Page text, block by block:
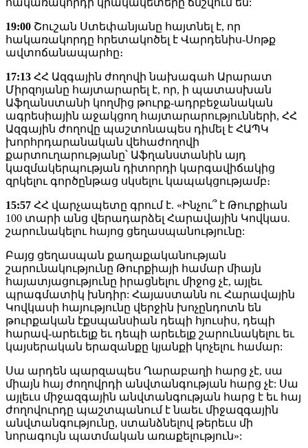
հակառակորդի կրակակետերը ճնշվում են:
19:00 Շուշան Ստեփանյանը հայտնել է, որ
հակառակորդը հրետակոծել է Վարդենիս-Սոթք
ավտոճանապարհը։
17:13 ՀՀ Ազգային ժողովի նախագահ Արարատ
Միրզոյանը հայտարարել է, որ, ի պատասխան
Աֆղանստանի կողմից թուրք-ադրբեջանական
ագրեսիային աջակցող հայտարարությունների, ՀՀ
Ազգային ժողովը պաշտոնապես դիմել է ՀԱՊԿ
խորհրդարանական վեհաժողովի
քարտուղարությանը՝ Աֆղանստանին այդ
կազմակերպության դիտորդի կարգավիճակից
զրկելու գործընթաց սկսելու կապակցությամբ։
15:57 ՀՀ վարչապետը գրում է. «Ինչու՞ է Թուրքիան
100 տարի անց վերադարձել Հարավային Կովկաս.
շարունակելու հայոց ցեղասպանությունը:
Բայց ցեղասպան քաղաքականության
շարունակությունը Թուրքիայի համար միայն
հայատյացությունը իրացնելու միջոց չէ, այլեւ
պրագմատիկ խնդիր: Հայաստանն ու Հարավային
Կովկասի հայությունը վերջին խոչընդոտն են
թուրքական էքսպանսիան դեպի հյուսիս, դեպի
հարավ-արեւելք եւ դեպի արեւելք շարունակելու եւ
կայսերական երազանքը կյանքի կոչելու համար:
Սա արդեն պարզապես Ղարաբաղի հարց չէ, սա
միայն հայ ժողովրդի անվտանգության հարց չէ: Սա
այլեւս միջազգային անվտանգության հարց է եւ հայ
ժողովուրդը պաշտպանում է նաեւ միջազգային
անվտանգությունը, ստանձնելով թերեւս մի
նորագույն պատմական առաքելություն»: